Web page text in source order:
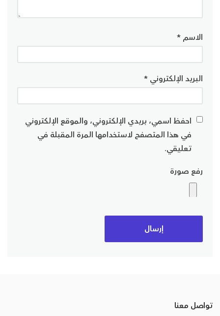
الاسم*
البريد الإلكتروني*
احفظ اسمي، بريدي الإلكتروني، والموقع الإلكتروني
في هذا المتصفح لاستخدامها المرة المقبلة في
تعليقي.
رفع صورة
تواصل معنا